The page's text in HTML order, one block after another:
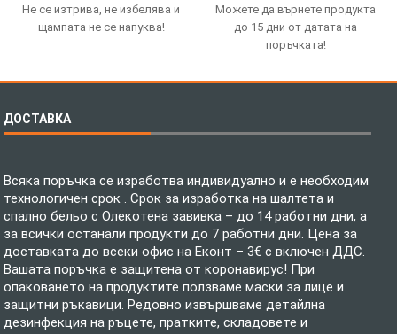
Не се изтрива, не избелява и
щампата не се напуква!
Можете да върнете продукта
до 15 дни от датата на
поръчката!
ДОСТАВКА
Всяка поръчка се изработва индивидуално и е необходим
технологичен срок . Срок за изработка на шалтета и
спално бельо с Олекотена завивка – до 14 работни дни, а
за всички останали продукти до 7 работни дни. Цена за
доставката до всеки офис на Еконт – 3€ с включен ДДС.
Вашата поръчка е защитена от коронавирус! При
опаковането на продуктите ползваме маски за лице и
защитни ръкавици. Редовно извършваме детайлна
дезинфекция на ръцете, пратките, складовете и